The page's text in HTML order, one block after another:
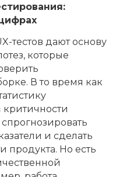
тестов дают основу
которые
В то время как
критичности
и сделать
продукта. Но есть